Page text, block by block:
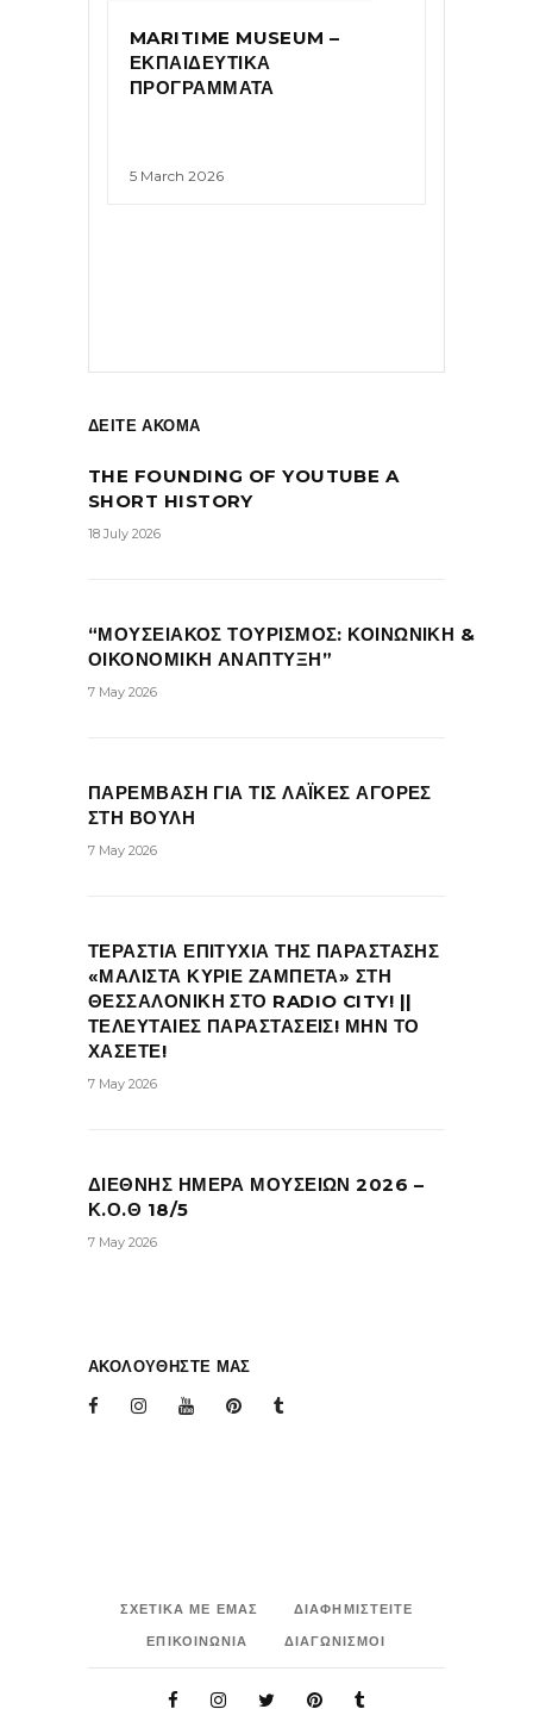
MARITIME MUSEUM –
ΕΚΠΑΙΔΕΥΤΙΚΑ
ΠΡΟΓΡΑΜΜΑΤΑ
5 March 2026
ΔΕΙΤΕ ΑΚΟΜΑ
THE FOUNDING OF YOUTUBE A
SHORT HISTORY
18 July 2026
“ΜΟΥΣΕΙΑΚΟΣ ΤΟΥΡΙΣΜΟΣ: ΚΟΙΝΩΝΙΚΗ &
ΟΙΚΟΝΟΜΙΚΗ ΑΝΑΠΤΥΞΗ”
7 May 2026
ΠΑΡΕΜΒΑΣΗ ΓΙΑ ΤΙΣ ΛΑΪΚΕΣ ΑΓΟΡΕΣ
ΣΤΗ ΒΟΥΛΗ
7 May 2026
ΤΕΡΑΣΤΙΑ ΕΠΙΤΥΧΙΑ ΤΗΣ ΠΑΡΑΣΤΑΣΗΣ
«ΜΑΛΙΣΤΑ ΚΥΡΙΕ ΖΑΜΠΕΤΑ» ΣΤΗ
ΘΕΣΣΑΛΟΝΙΚΗ ΣΤΟ RADIO CITY! ||
ΤΕΛΕΥΤΑΙΕΣ ΠΑΡΑΣΤΑΣΕΙΣ! ΜΗΝ ΤΟ
ΧΑΣΕΤΕ!
7 May 2026
ΔΙΕΘΝΗΣ ΗΜΕΡΑ ΜΟΥΣΕΙΩΝ 2026 –
Κ.Ο.Θ 18/5
7 May 2026
ΑΚΟΛΟΥΘΗΣΤΕ ΜΑΣ
ΣΧΕΤΙΚΑ ΜΕ ΕΜΑΣ
ΔΙΑΦΗΜΙΣΤΕΙΤΕ
ΕΠΙΚΟΙΝΩΝΙΑ
ΔΙΑΓΩΝΙΣΜΟΙ